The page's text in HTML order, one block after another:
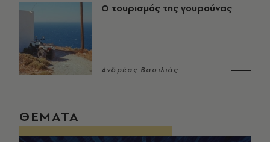
Ο τουρισμός της γουρούνας
Ανδρέας Βασιλιάς
ΘΕΜΑΤΑ